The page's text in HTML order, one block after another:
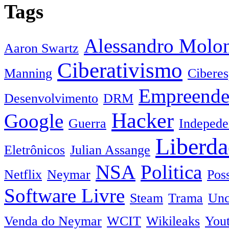
Tags
Aaron Swartz Alessandro
Manning Ciberativismo
Desenvolvimento DRM
Google Guerra Hacker
Eletrônicos Julian Assange
Netflix Neymar NSA Politica
Software Livre Steam Trama
Venda do Neymar WCIT Wikileaks